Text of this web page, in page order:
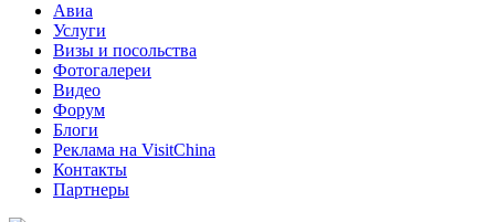
Авиа
Услуги
Визы и посольства
Фотогалереи
Видео
Форум
Блоги
Реклама на VisitChina
Контакты
Партнеры